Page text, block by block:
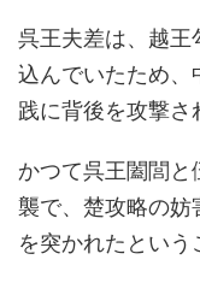
呉王夫差は、越王
込んでいたため、
践に背後を攻撃さ
かつて呉王闔閭と
襲で、楚攻略の妨
を突かれたという